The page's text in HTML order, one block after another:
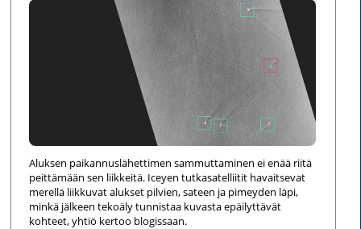
Aluksen paikannuslähettimen sammuttaminen ei enää riitä
peittämään sen liikkeitä. Iceyen tutkasatelliitit havaitsevat
merellä liikkuvat alukset pilvien, sateen ja pimeyden läpi,
minkä jälkeen tekoäly tunnistaa kuvasta epäilyttävät
kohteet, yhtiö kertoo blogissaan.